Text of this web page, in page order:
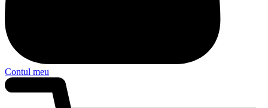
Contul meu